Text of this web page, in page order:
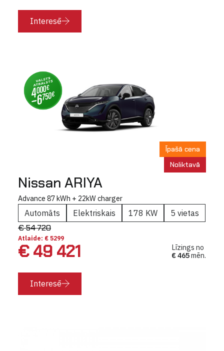
Interesē
Īpašā cena
Noliktavā
Nissan ARIYA
Advance 87 kWh + 22kW charger
Automāts Elektriskais 178 KW 5 vietas
€ 54 720
Atlaide: € 5299
€ 49 421
Līzings no
€ 465mēn.
Interesē